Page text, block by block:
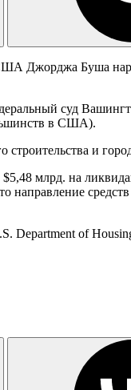
Джорджа Буша
суд
в США).
и
млрд. на
направление
Department of